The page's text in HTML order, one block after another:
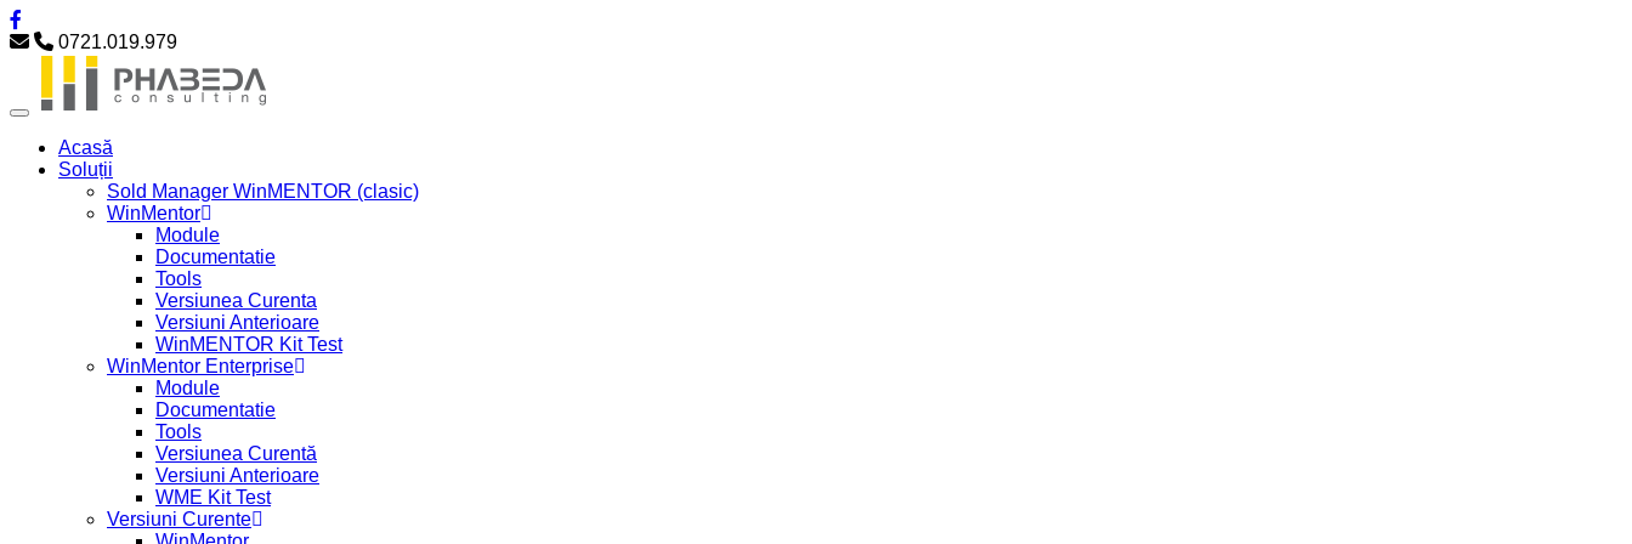
0721.019.979
Acasă
Soluții
Sold Manager WinMENTOR (clasic)
WinMentor
Module
Documentatie
Tools
Versiunea Curenta
Versiuni Anterioare
WinMENTOR Kit Test
WinMentor Enterprise
Module
Documentatie
Tools
Versiunea Curentă
Versiuni Anterioare
WME Kit Test
Versiuni Curente